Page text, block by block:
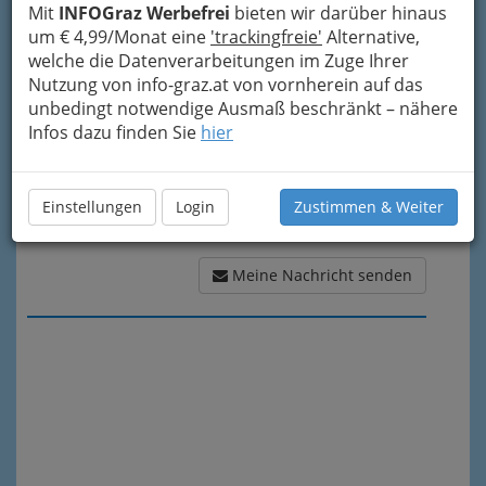
Mit INFOGraz Werbefrei bieten wir darüber hinaus
um € 4,99/Monat eine 'trackingfreie' Alternative,
welche die Datenverarbeitungen im Zuge Ihrer
Nutzung von info-graz.at von vornherein auf das
unbedingt notwendige Ausmaß beschränkt – nähere
Infos dazu finden Sie hier
Einstellungen Login Zustimmen & Weiter
Meine Nachricht
Meine Nachricht senden